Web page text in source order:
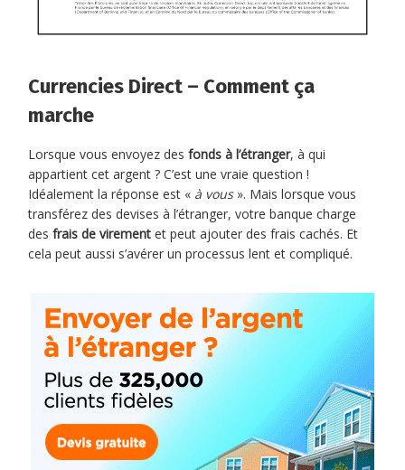
Currencies Direct – Comment ça
marche
Lorsque vous envoyez desfonds à l’étranger, à qui
appartient cet argent ? C’est une vraie question !
Idéalement la réponse est « à vous». Mais lorsque vous
transférez des devises à l’étranger, votre banque charge
desfrais de virement et peut ajouter des frais cachés. Et
cela peut aussi s’avérer un processus lent et compliqué.